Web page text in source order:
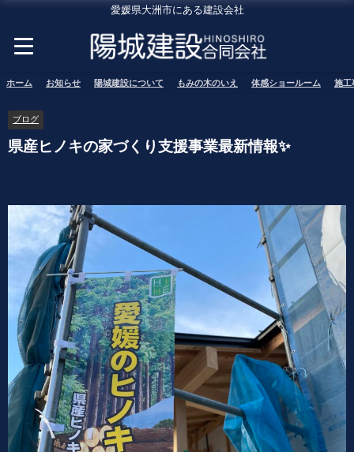
愛媛県大洲市にある建設会社
ホーム お知らせ 陽城建設について もみの木のいえ 体感ショールーム 施工
ブログ
県産ヒノキの家づくり支援事業最新情報✨